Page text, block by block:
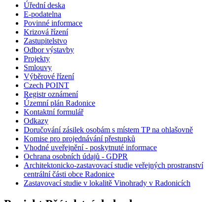
Úřední deska
E-podatelna
Povinné informace
Krizová řízení
Zastupitelstvo
Odbor výstavby
Projekty
Smlouvy
Výběrové řízení
Czech POINT
Registr oznámení
Územní plán Radonice
Kontaktní formulář
Odkazy
Doručování zásilek osobám s místem TP na ohlašovně
Komise pro projednávání přestupků
Vhodné uveřejnění - poskytnuté informace
Ochrana osobních údajů - GDPR
Architektonicko-zastavovací studie veřejných prostranství
centrální části obce Radonice
Zastavovací studie v lokalitě Vinohrady v Radonicích